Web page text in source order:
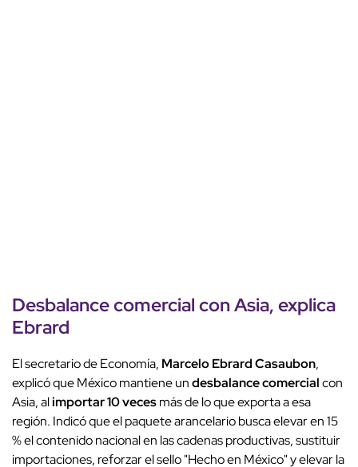
Desbalance comercial con Asia, explica
Ebrard
El secretario de Economía, Marcelo Ebrard Casaubon,
explicó que México mantiene undesbalance comercialcon
Asia, alimportar 10 vecesmás de lo que exporta a esa
región. Indicó que el paquete arancelario busca elevar en 15
% el contenido nacional en las cadenas productivas, sustituir
importaciones, reforzar el sello "Hecho en México" y elevar la